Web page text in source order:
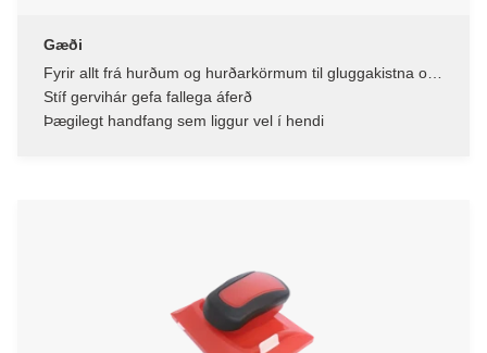
Gæði
Fyrir allt frá hurðum og hurðarkörmum til gluggakistna og
húsgagna – einn pensill, margir möguleikar
Stíf gervihár gefa fallega áferð
Þægilegt handfang sem liggur vel í hendi